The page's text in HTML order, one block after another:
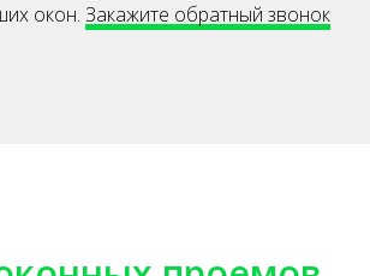
окон. Закажите обратный звонок